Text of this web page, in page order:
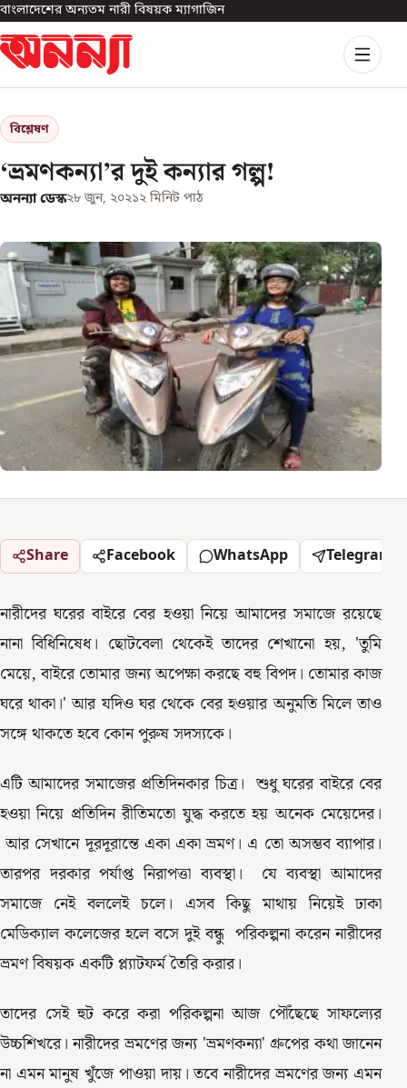
বাংলাদেশের অন্যতম নারী বিষয়ক ম্যাগাজিন
বিশ্লেষণ
‘ভ্রমণকন্যা’র দুই কন্যার গল্প!
অনন্যা ডেস্ক২৮ জুন, ২০২১২ মিনিট পাঠ
Share Facebook WhatsApp Telegram
নারীদের ঘরের বাইরে বের হওয়া নিয়ে আমাদের সমাজে রয়েছে
নানা বিধিনিষেধ। ছোটবেলা থেকেই তাদের শেখানো হয়, 'তুমি
মেয়ে, বাইরে তোমার জন্য অপেক্ষা করছে বহু বিপদ। তোমার কাজ
ঘরে থাকা।' আর যদিও ঘর থেকে বের হওয়ার অনুমতি মিলে তাও
সঙ্গে থাকতে হবে কোন পুরুষ সদস্যকে।
এটি আমাদের সমাজের প্রতিদিনকার চিত্র। শুধু ঘরের বাইরে বের
হওয়া নিয়ে প্রতিদিন রীতিমতো যুদ্ধ করতে হয় অনেক মেয়েদের।
আর সেখানে দূরদূরান্তে একা একা ভ্রমণ। এ তো অসম্ভব ব্যাপার।
তারপর দরকার পর্যাপ্ত নিরাপত্তা ব্যবস্থা। যে ব্যবস্থা আমাদের
সমাজে নেই বললেই চলে। এসব কিছু মাথায় নিয়েই ঢাকা
মেডিক্যাল কলেজের হলে বসে দুই বন্ধু পরিকল্পনা করেন নারীদের
ভ্রমণ বিষয়ক একটি প্ল্যাটফর্ম তৈরি করার।
তাদের সেই হুট করে করা পরিকল্পনা আজ পৌঁছেছে সাফল্যের
উচ্চশিখরে। নারীদের ভ্রমণের জন্য 'ভ্রমণকন্যা' গ্রুপের কথা জানেন
না এমন মানুষ খুঁজে পাওয়া দায়। তবে নারীদের ভ্রমণের জন্য এমন